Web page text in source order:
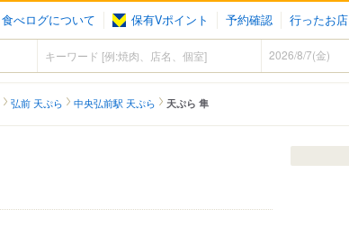
食べログについて 保有Vポイント 予約確認 行ったお店
弘前 天ぷら 中央弘前駅 天ぷら 天ぷら 隼